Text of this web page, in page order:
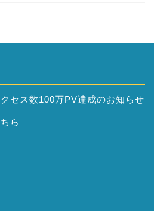
クセス数100万PV達成のお知らせ
ら